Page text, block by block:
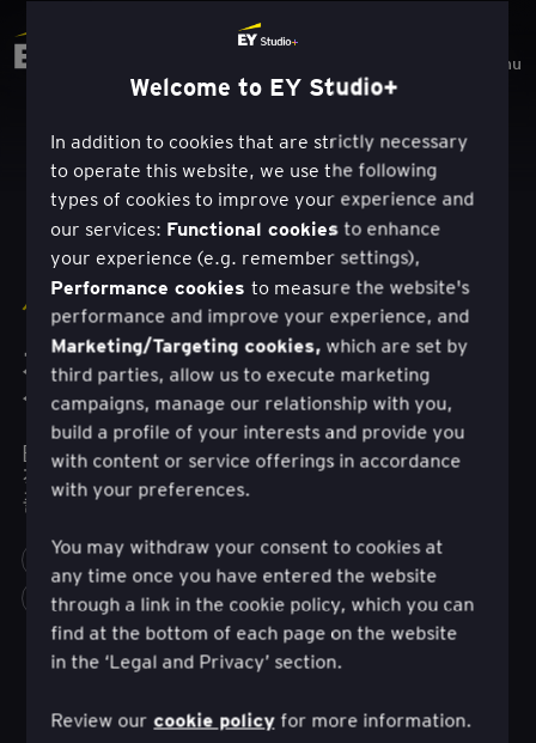
Menu
사례연구 | MICROSOFT
자기 주도적 투자 여정이 재정적
성공으로 이어지는 방법
EY 스튜디오+ 팀은 한 투자자문사가 자기 주도
적 투자를 위한 고객 여정을 간소화하는 디지털
플랫폼을 구축하는 데 도움을 주었습니다.
TRANSFORMATION REALIZED
FINANCE
INNOVATION
고객 경험 more_horiz
Welcome to EY Studio+
In addition to cookies that are strictly necessary
to operate this website, we use the following
types of cookies to improve your experience and
our services: Functional cookiesto enhance
your experience (e.g. remember settings),
Performance cookiesto measure the website's
performance and improve your experience, and
Marketing/Targeting cookies, which are set by
third parties, allow us to execute marketing
campaigns, manage our relationship with you,
build a profile of your interests and provide you
with content or service offerings in accordance
with your preferences.
You may withdraw your consent to cookies at
any time once you have entered the website
through a link in the cookie policy, which you can
find at the bottom of each page on the website
in the ‘Legal and Privacy’ section.
Review our cookie policy for more information.